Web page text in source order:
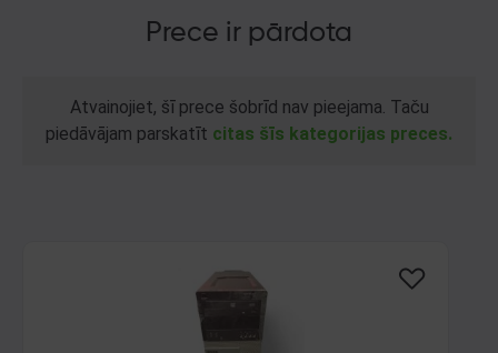
Prece ir pārdota
Atvainojiet, šī prece šobrīd nav pieejama. Taču
piedāvājam parskatīt citas šīs kategorijas preces.